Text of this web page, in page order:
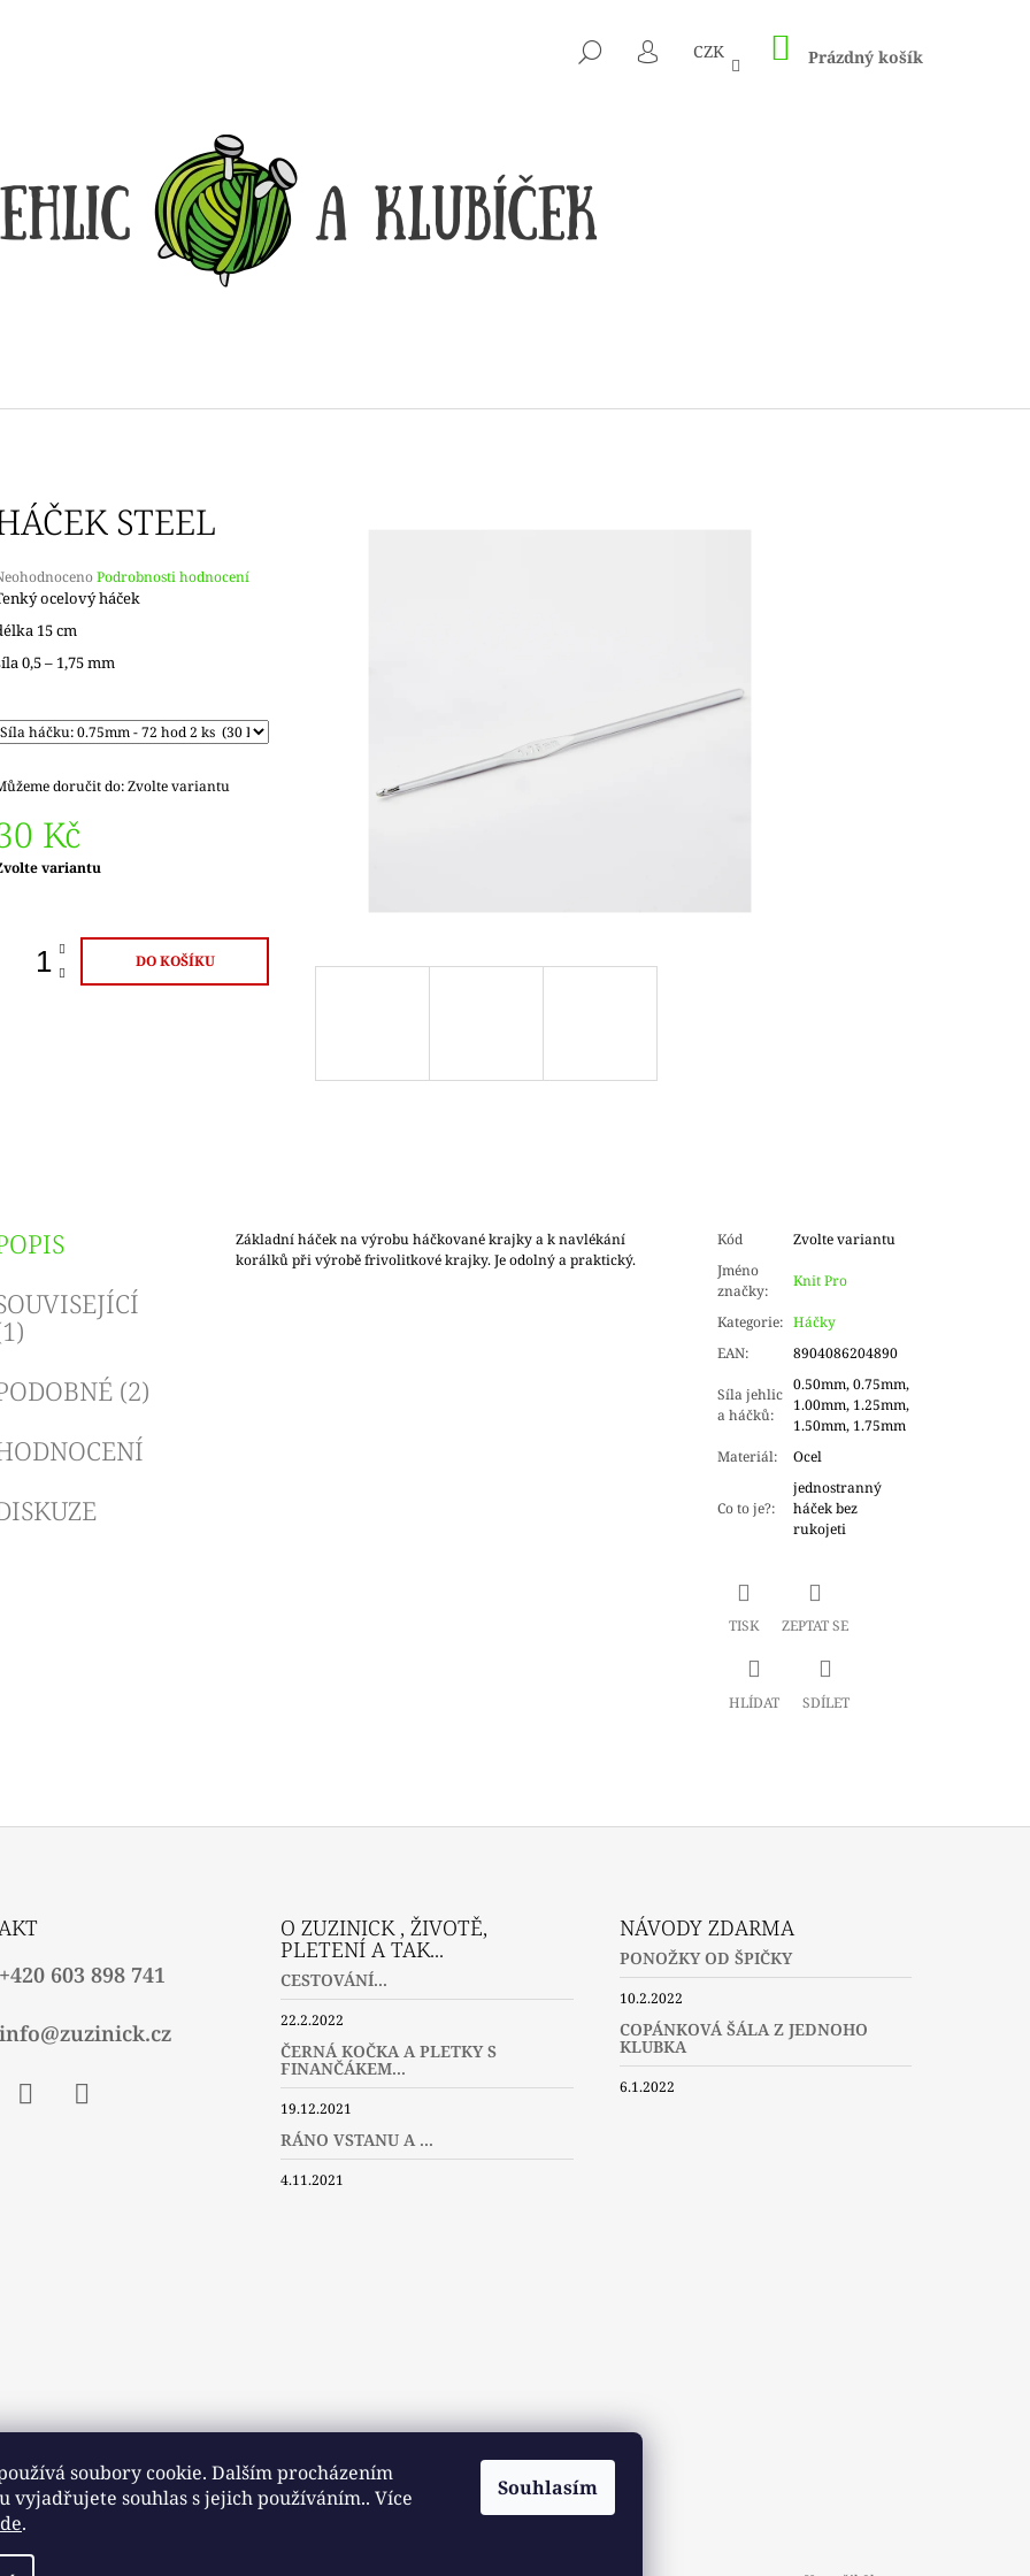
soubory cookie. Dalším procházením
vyjadřujete souhlas s jejich používáním.. Více
.
Souhlasím
HLEDAT
PŘIHLÁŠENÍ
CZK NÁKUPNÍ
KOŠÍK
Prázdný košík
STEEL
Podrobnosti hodnocení
ocelový háček
15 cm
0,5 – 1,75 mm
doručit do:Zvolte variantu
Kč
variantu
DO KOŠÍKU
(2)
Základní háček na výrobu háčkované krajky a k navlékání
korálků při výrobě frivolitkové krajky. Je odolný a praktický.
Kód
Zvolte variantu
Jméno
značky:
Knit Pro
Kategorie: Háčky
EAN: 8904086204890
Síla jehlic
a háčků:
0.50mm, 0.75mm,
1.00mm, 1.25mm,
1.50mm, 1.75mm
Materiál: Ocel
Co to je?:
jednostranný
háček bez
rukojeti
TISK ZEPTAT SE
HLÍDAT SDÍLET
CO POTŘEBUJETE NAJÍT?
HLEDAT
Kč
+420 603 898 741
info@zuzinick.cz
O ZUZINICK , ŽIVOTĚ,
PLETENÍ A TAK...
CESTOVÁNÍ...
22.2.2022
ČERNÁ KOČKA A PLETKY S
FINANČÁKEM...
19.12.2021
RÁNO VSTANU A ...
4.11.2021
NÁVODY ZDARMA
PONOŽKY OD ŠPIČKY
10.2.2022
COPÁNKOVÁ ŠÁLA Z JEDNOHO
KLUBKA
6.1.2022